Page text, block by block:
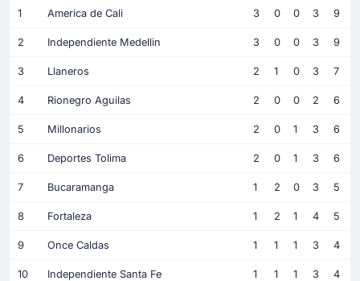
1 America de Cali 3 0 0 3 9
2 Independiente Medellin 3 0 0 3 9
3 Llaneros 2 1 0 3 7
4 Rionegro Aguilas 2 0 0 2 6
5 Millonarios 2 0 1 3 6
6 Deportes Tolima 2 0 1 3 6
7 Bucaramanga 1 2 0 3 5
8 Fortaleza 1 2 1 4 5
9 Once Caldas 1 1 1 3 4
10 Independiente Santa Fe 1 1 1 3 4